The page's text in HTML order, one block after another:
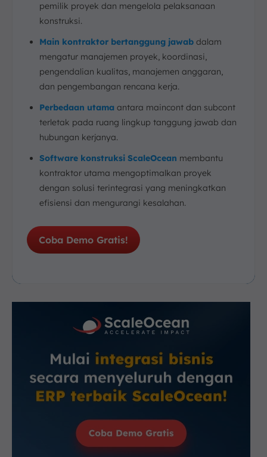
pemilik proyek dan mengelola pelaksanaan
konstruksi.
Main kontraktor bertanggung jawab dalam
mengatur manajemen proyek, koordinasi,
pengendalian kualitas, manajemen anggaran,
dan pengembangan rencana kerja.
Perbedaan utama antara maincont dan subcont
terletak pada ruang lingkup tanggung jawab dan
hubungan kerjanya.
Software konstruksi ScaleOcean membantu
kontraktor utama mengoptimalkan proyek
dengan solusi terintegrasi yang meningkatkan
efisiensi dan mengurangi kesalahan.
Coba Demo Gratis!